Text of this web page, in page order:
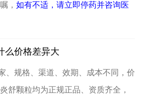
， 如有不适，请立即停药并咨询医
么价格差异大
、规格、渠道、效期、成本不同，价
舒颗粒均为正规正品、资质齐全，